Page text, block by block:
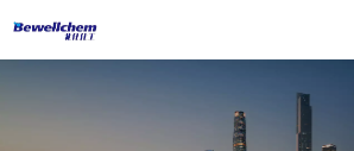
English